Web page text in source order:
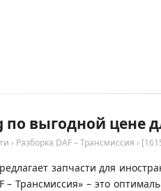
по выгодной цене
› Разборка DAF – Трансмиссия ›
запчасти для
– Трансмиссия» – это